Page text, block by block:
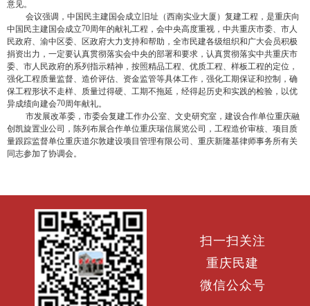
意见。
会议强调，中国民主建国会成立旧址（西南实业大厦）复建工程，是重庆向
中国民主建国会成立70周年的献礼工程，会中央高度重视，中共重庆市委、市人
民政府、渝中区委、区政府大力支持和帮助，全市民建各级组织和广大会员积极
捐资出力，一定要认真贯彻落实会中央的部署和要求，认真贯彻落实中共重庆市
委、市人民政府的系列指示精神，按照精品工程、优质工程、样板工程的定位，
强化工程质量监督、造价评估、资金监管等具体工作，强化工期保证和控制，确
保工程形状不走样、质量过得硬、工期不拖延，经得起历史和实践的检验，以优
异成绩向建会70周年献礼。
市发展改革委，市委会复建工作办公室、文史研究室，建设合作单位重庆融
创凯旋置业公司，陈列布展合作单位重庆瑞信展览公司，工程造价审核、项目质
量跟踪监督单位重庆道尔敦建设项目管理有限公司、重庆新隆基律师事务所有关
同志参加了协调会。
扫一扫关注
重庆民建
微信公众号